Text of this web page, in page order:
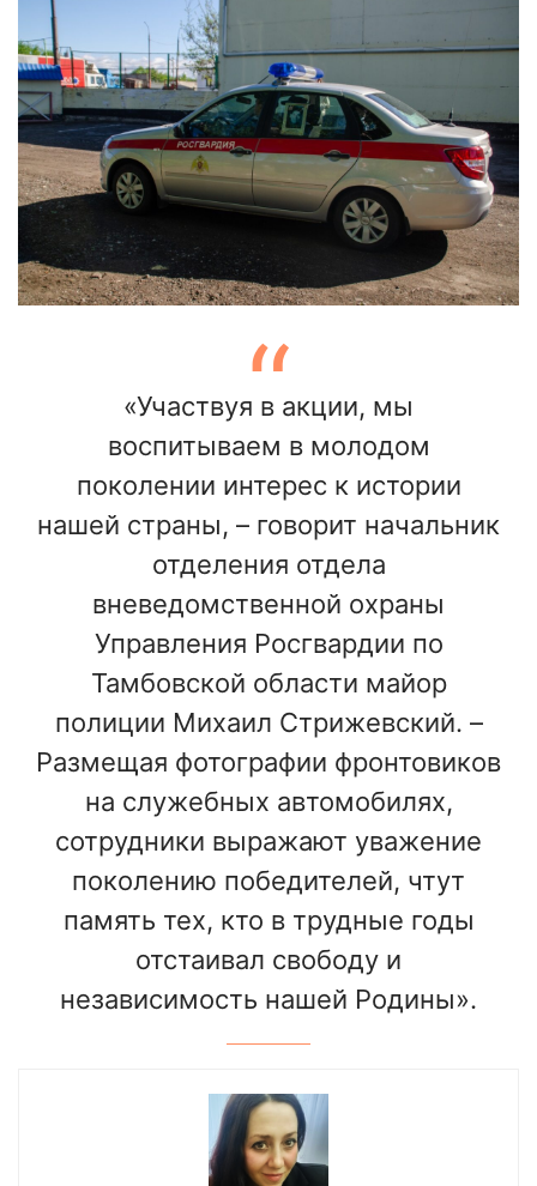
«Участвуя в акции, мы
воспитываем в молодом
поколении интерес к истории
нашей страны, – говорит начальник
отделения отдела
вневедомственной охраны
Управления Росгвардии по
Тамбовской области майор
полиции Михаил Стрижевский. –
Размещая фотографии фронтовиков
на служебных автомобилях,
сотрудники выражают уважение
поколению победителей, чтут
память тех, кто в трудные годы
отстаивал свободу и
независимость нашей Родины».